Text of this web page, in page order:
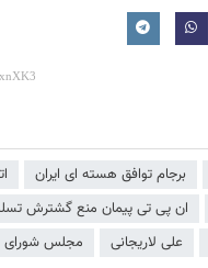
برجام توافق هسته ای ایران
ان پی تی پیمان منع گشترش
علی لاریجانی مجلس شورای